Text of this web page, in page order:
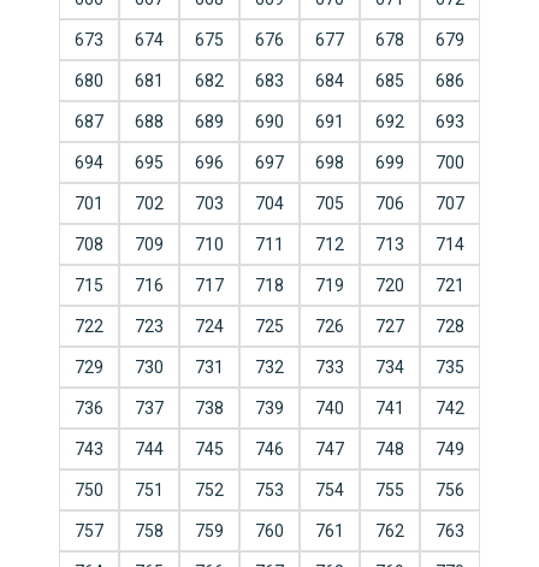
673 674 675 676 677 678 679
680 681 682 683 684 685 686
687 688 689 690 691 692 693
694 695 696 697 698 699 700
701 702 703 704 705 706 707
708 709 710 711 712 713 714
715 716 717 718 719 720 721
722 723 724 725 726 727 728
729 730 731 732 733 734 735
736 737 738 739 740 741 742
743 744 745 746 747 748 749
750 751 752 753 754 755 756
757 758 759 760 761 762 763